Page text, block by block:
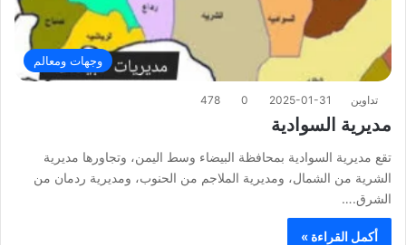
وجهات ومعالم
تداوين 2025-01-31
0
478
مديرية السوادية
تقع مديرية السوادية بمحافظة البيضاء وسط اليمن، وتجاورها مديرية
الشرية من الشمال، ومديرية الملاجم من الحنوب، ومديرية ردمان من
الشرق.…
أكمل القراءة »